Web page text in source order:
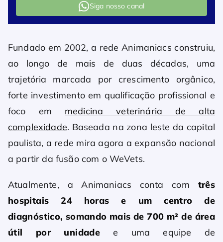
Siga nosso canal
Fundado em 2002, a rede Animaniacs construiu,
ao longo de mais de duas décadas, uma
trajetória marcada por crescimento orgânico,
forte investimento em qualificação profissional e
foco em medicina veterinária de alta
complexidade. Baseada na zona leste da capital
paulista, a rede mira agora a expansão nacional
a partir da fusão com o WeVets.
Atualmente, a Animaniacs conta com três
hospitais 24 horas e um centro de
diagnóstico, somando mais de 700 m² de área
útil por unidadee uma equipe de